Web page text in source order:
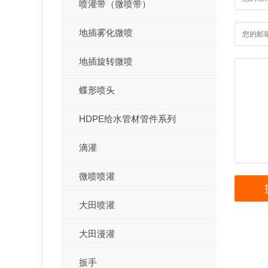
喷灌带（微喷带）
地插雾化微喷
地插旋转微喷
蝶形喷头
HDPE给水管材管件系列
滴灌
微喷喷灌
大田喷灌
大田漫灌
扳手